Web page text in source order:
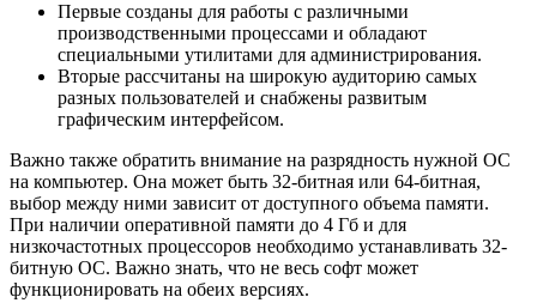
Первые созданы для работы с различными
производственными процессами и обладают
специальными утилитами для администрирования.
Вторые рассчитаны на широкую аудиторию самых
разных пользователей и снабжены развитым
графическим интерфейсом.
Важно также обратить внимание на разрядность нужной ОС
на компьютер. Она может быть 32-битная или 64-битная,
выбор между ними зависит от доступного объема памяти.
При наличии оперативной памяти до 4 Гб и для
низкочастотных процессоров необходимо устанавливать 32-
битную ОС. Важно знать, что не весь софт может
функционировать на обеих версиях.